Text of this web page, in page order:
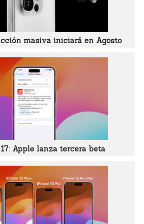
masiva iniciará en Agosto
Apple lanza tercera beta